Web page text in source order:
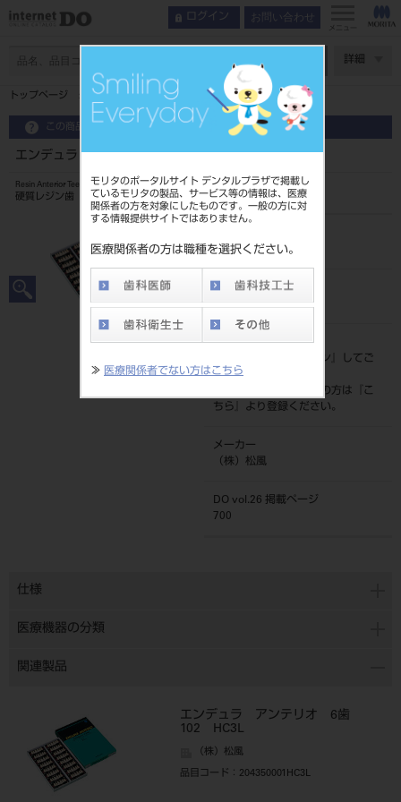
モリタのポータルサイト デンタルプラザで掲載し
ているモリタの製品、サービス等の情報は、医療
関係者の方を対象にしたものです。一般の方に対
する情報提供サイトではありません。
医療関係者の方は職種を選択ください。
≫ 医療関係者でない方はこちら
ログイン お問い合わせ
メニュー
詳細
トップページ エンデュラ アンテリオ 6歯 B3 HT5L
この商品に関するお問い合わせ
エンデュラ アンテリオ 6歯 B3 HT5L
Resin Anterior Teeth
硬質レジン歯
204350066HT5L
JAN/EANコード
標準価格
ログイン
』してご
覧ください。
ネット会員登録がまだの方は『
こ
ちら
』より登録ください。
メーカー
（株）松風
DO vol.26 掲載ページ
700
仕様
医療機器の分類
関連製品
エンデュラ アンテリオ 6歯
102 HC3L
（株）松風
品目コード ：204350001HC3L